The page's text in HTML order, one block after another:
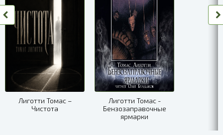
Лиготти Томас –
Чистота
Лиготти Томас -
Бензозаправочные
ярмарки